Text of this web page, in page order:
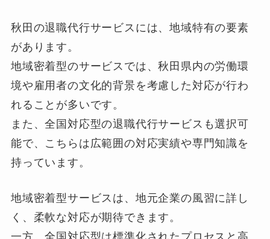
秋田の退職代行サービスには、地域特有の要素
があります。
地域密着型のサービスでは、秋田県内の労働環
境や雇用者の文化的背景を考慮した対応が行わ
れることが多いです。
また、全国対応型の退職代行サービスも選択可
能で、こちらは広範囲の対応実績や専門知識を
持っています。
地域密着型サービスは、地元企業の風習に詳し
く、柔軟な対応が期待できます。